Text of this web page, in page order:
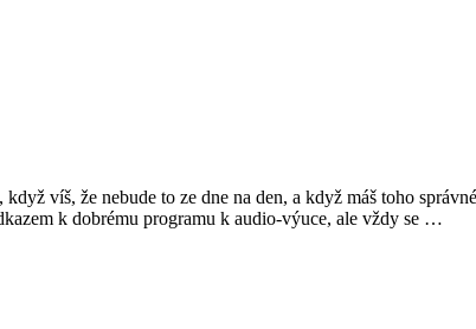
víš, že nebude to ze dne na den, a když máš toho
k dobrému programu k audio-výuce, ale vždy se …